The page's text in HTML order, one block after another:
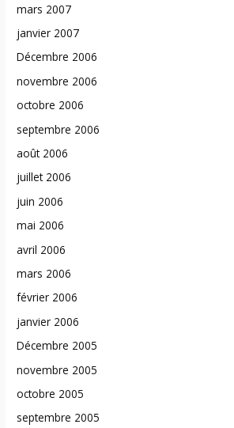
mars 2007
janvier 2007
Décembre 2006
novembre 2006
octobre 2006
septembre 2006
août 2006
juillet 2006
juin 2006
mai 2006
avril 2006
mars 2006
février 2006
janvier 2006
Décembre 2005
novembre 2005
octobre 2005
septembre 2005